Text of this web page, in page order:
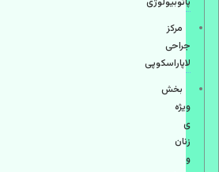
مرکز
جراحی
لاپاراسکوپی
بخش
ویژه
ی
زنان
و